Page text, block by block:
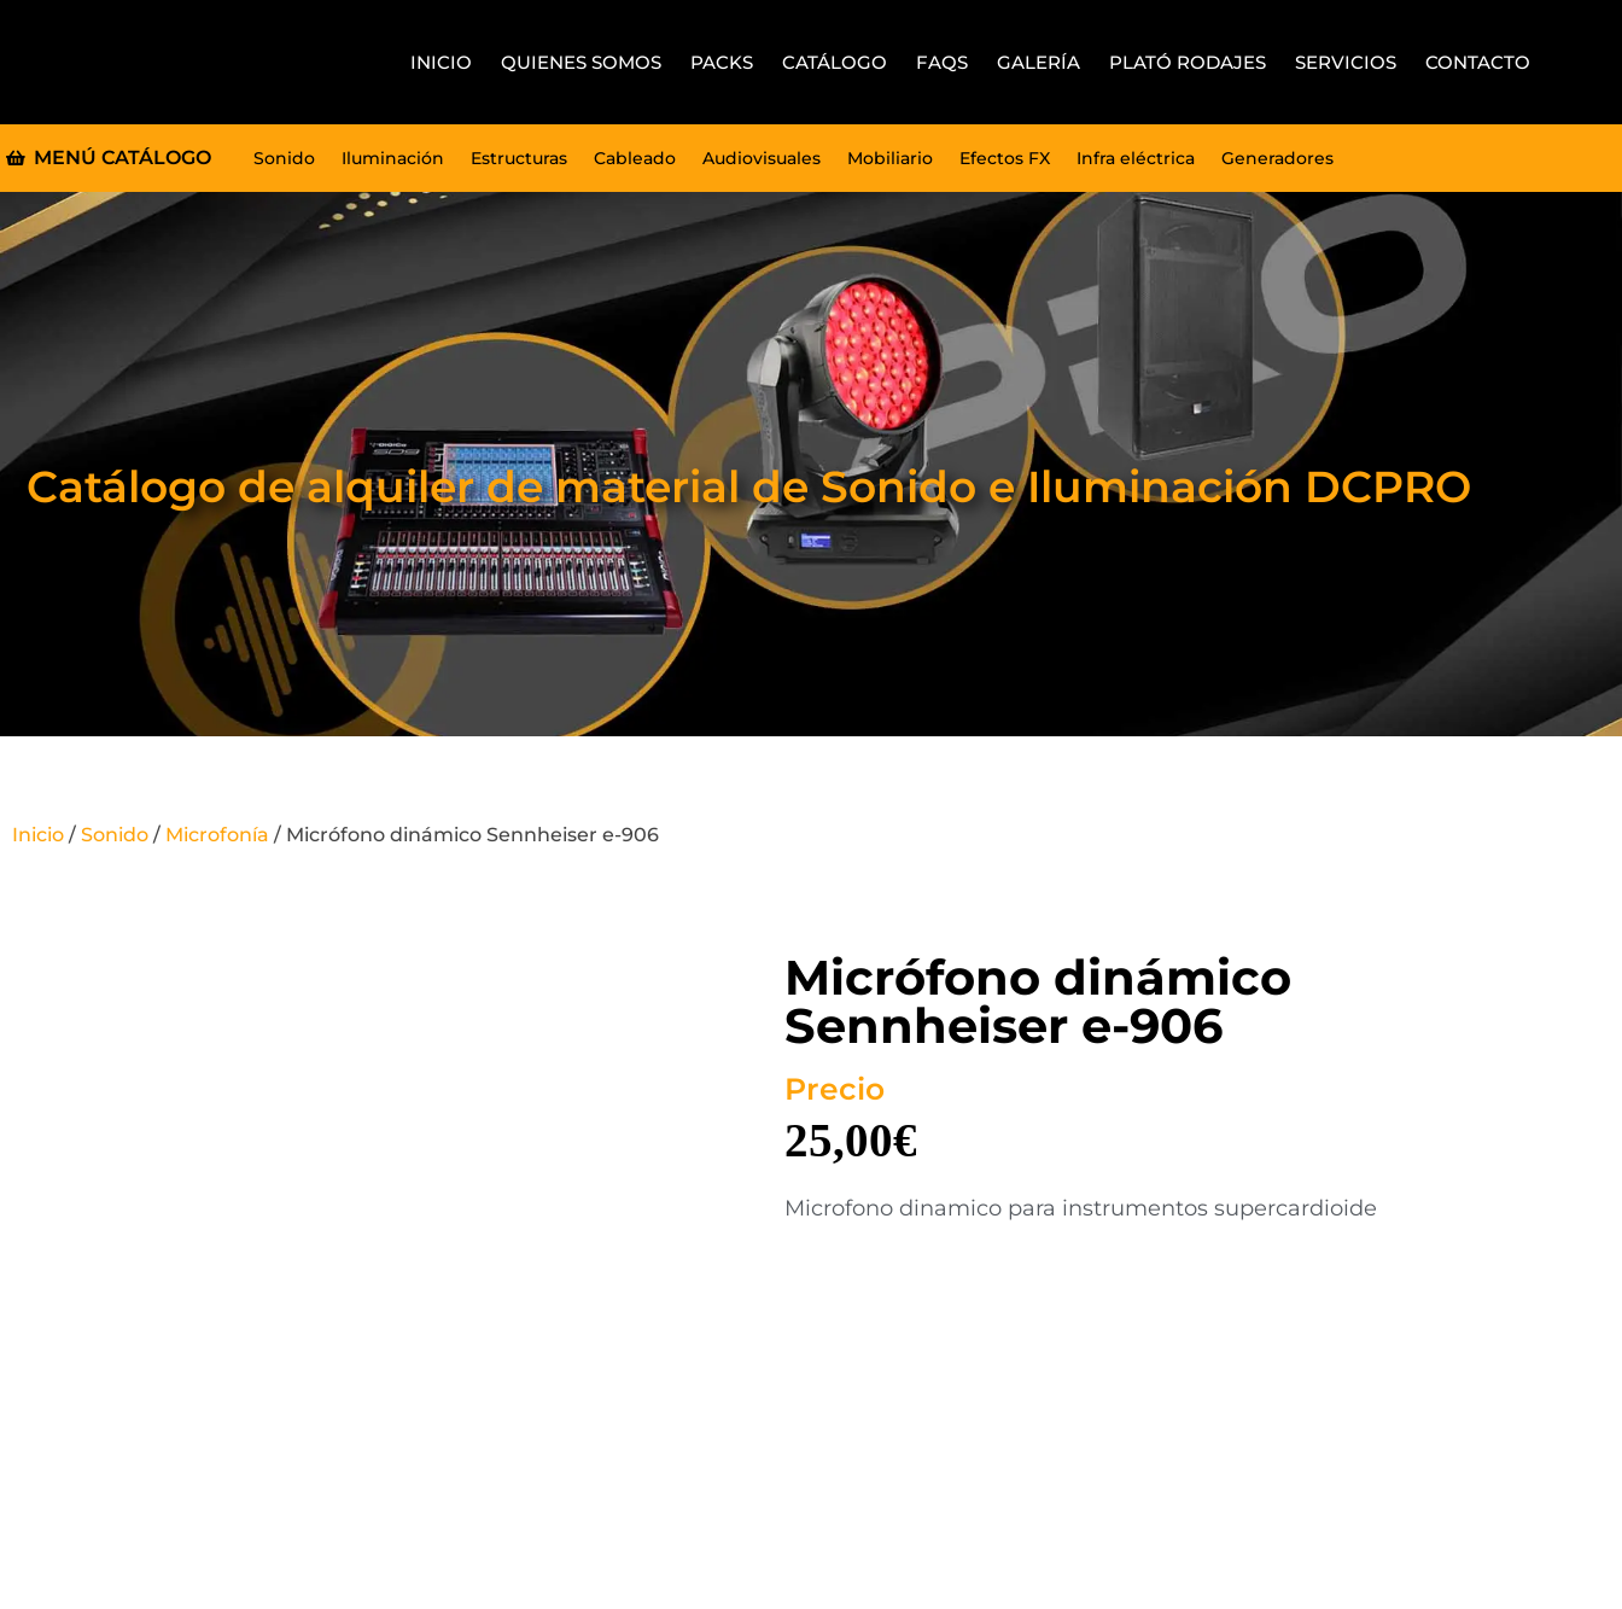
INICIO QUIENES SOMOS PACKS CATÁLOGO FAQS GALERÍA PLATÓ RODAJES SERVICIOS CONTACTO
MENÚ CATÁLOGO Sonido Iluminación Estructuras Cableado Audiovisuales Mobiliario Efectos FX Infra eléctrica Generadores
Catálogo de alquiler de material de Sonido e Iluminación DCPRO
Inicio / Sonido / Microfonía / Micrófono dinámico Sennheiser e-906
Micrófono dinámico
Sennheiser e-906
Precio
25,00€
Microfono dinamico para instrumentos supercardioide